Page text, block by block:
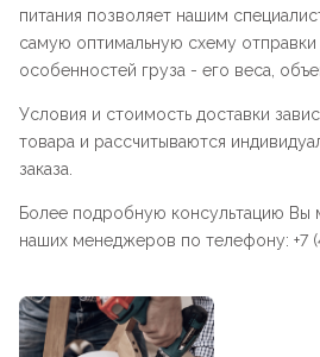
питания позволяет нашим
самую оптимальную схему
особенностей груза - его веса,
Условия и стоимость доставки
товара и рассчитываются
заказа.
Более подробную консультацию Вы
наших менеджеров по телефону: +7